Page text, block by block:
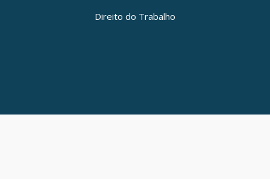
Direito do Trabalho